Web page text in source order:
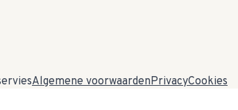
Algemene voorwaardenPrivacyCookies